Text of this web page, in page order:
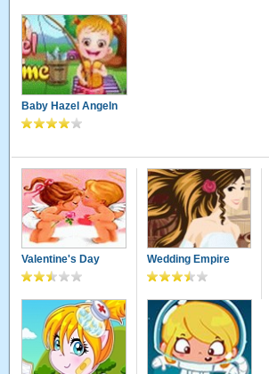
Baby Hazel Angeln
Valentine's Day Wedding Empire